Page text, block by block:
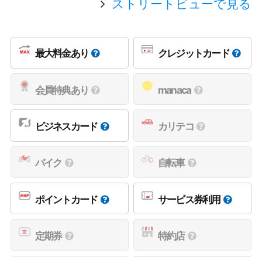
ストリートビューで見る
最大料金あり クレジットカード
会員特典あり manaca
ビジネスカード カリテコ
バイク 自転車
ポイントカード サービス券利用
定期券 特約店